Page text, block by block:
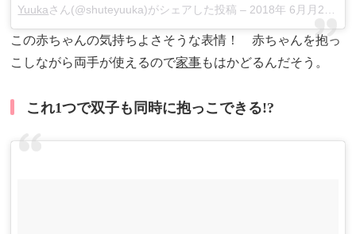
Yuukaさん(@shuteyuuka)がシェアした投稿 – 2018年 6月月2日午後6時41分PDT
この赤ちゃんの気持ちよさそうな表情！ 赤ちゃんを抱っ
こしながら両手が使えるので家事もはかどるんだそう。
これ1つで双子も同時に抱っこできる!?